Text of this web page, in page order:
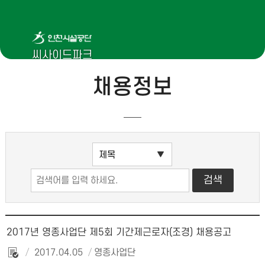
씨사이드파크
채용정보
2017년 영종사업단 제5회 기간제근로자(조경) 채용공고
2017.04.05
영종사업단